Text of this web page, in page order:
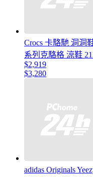
Crocs 卡駱馳 洞洞
系列克駱格 涼鞋
$2,919
$3,280
adidas Originals